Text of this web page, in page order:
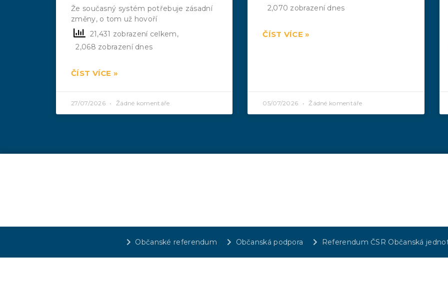
Že současný systém potřebuje zásadní
změny, o tom už hovoří
21,431 zobrazení celkem,
2,068 zobrazení dnes
ČÍST VÍCE »
27/07/2026 Žádné komentáře
2,070 zobrazení dnes
ČÍST VÍCE »
05/07/2026 Žádné komentáře
Občanské referendum Občanská podpora Referendum ČSR Občanská